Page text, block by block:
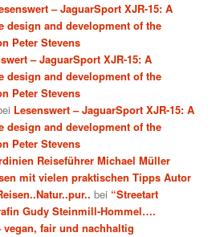
– JaguarSport XJR-15: A
design and development of the
Peter Stevens
– JaguarSport XJR-15: A
design and development of the
Peter Stevens
Lesenswert – JaguarSport XJR-15: A
design and development of the
Peter Stevens
Reiseführer Michael Müller
mit vielen praktischen Tipps Autor
bei “Streetart
Gudy Steinmill-Hommel….
vegan, fair und nachhaltig